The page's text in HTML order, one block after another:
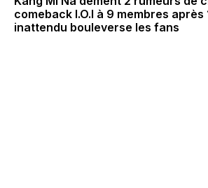
comeback I.O.I à 9 membres
inattendu bouleverse les fans